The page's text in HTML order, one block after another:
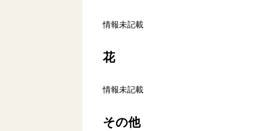
情報未記載
花
情報未記載
その他